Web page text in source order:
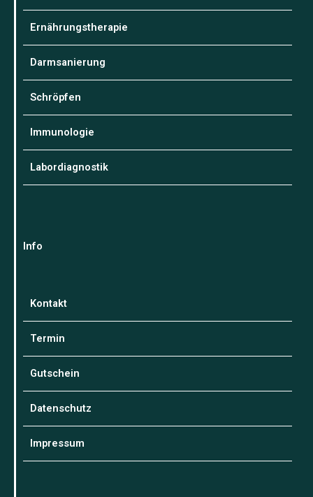
Ernährungstherapie
Darmsanierung
Schröpfen
Immunologie
Labordiagnostik
Info
Kontakt
Termin
Gutschein
Datenschutz
Impressum